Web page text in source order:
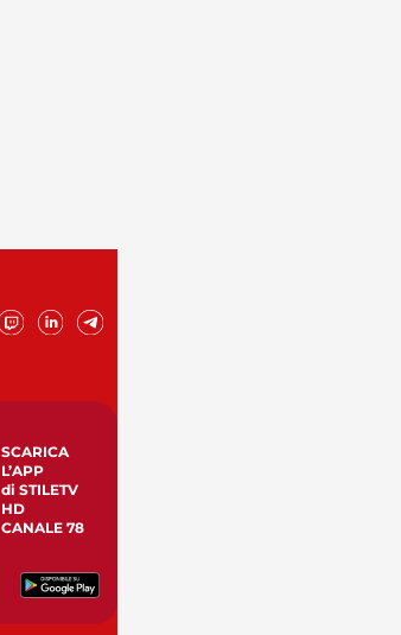
SCARICA
L’APP
di STILETV
HD
CANALE 78